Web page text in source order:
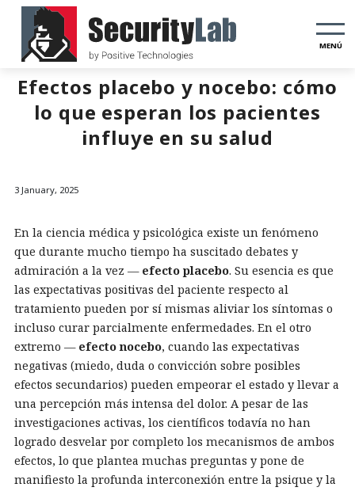
MENÚ
Efectos placebo y nocebo: cómo
lo que esperan los pacientes
influye en su salud
3 January, 2025
En la ciencia médica y psicológica existe un fenómeno
que durante mucho tiempo ha suscitado debates y
admiración a la vez — efecto placebo. Su esencia es que
las expectativas positivas del paciente respecto al
tratamiento pueden por sí mismas aliviar los síntomas o
incluso curar parcialmente enfermedades. En el otro
extremo — efecto nocebo, cuando las expectativas
negativas (miedo, duda o convicción sobre posibles
efectos secundarios) pueden empeorar el estado y llevar a
una percepción más intensa del dolor. A pesar de las
investigaciones activas, los científicos todavía no han
logrado desvelar por completo los mecanismos de ambos
efectos, lo que plantea muchas preguntas y pone de
manifiesto la profunda interconexión entre la psique y la